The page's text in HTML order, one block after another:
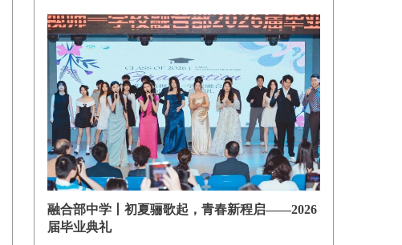
融合部中学丨初夏骊歌起，青春新程启——2026
届毕业典礼